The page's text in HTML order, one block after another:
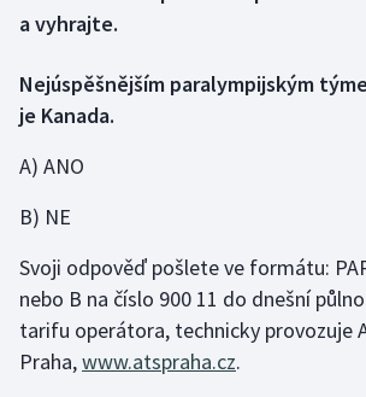
Boby a skeleton
Box
Cyklistika
Dostihy
Florbal
Futsal
a vyhrajte.
Nejúspěšnějším paralympijským
je Kanada.
A) ANO
B) NE
Svoji odpověď pošlete ve formátu:
nebo B na číslo 900 11 do dnešní
tarifu operátora, technicky provozuje
Praha,www.atspraha.cz.